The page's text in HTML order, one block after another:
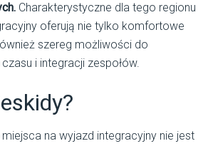
Charakterystyczne dla tego regionu
oferują nie tylko komfortowe
szereg możliwości do
i integracji zespołów.
na wyjazd integracyjny nie jest